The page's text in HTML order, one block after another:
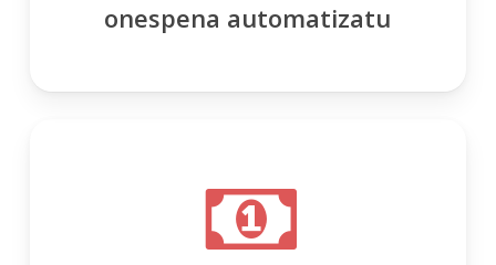
onespena automatizatu